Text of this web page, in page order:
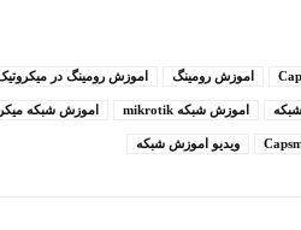
اموزش رومینگ اموزش رومینگ در
اموزش شبکه mikrotik اموزش شبکه
ویدیو اموزش شبکه